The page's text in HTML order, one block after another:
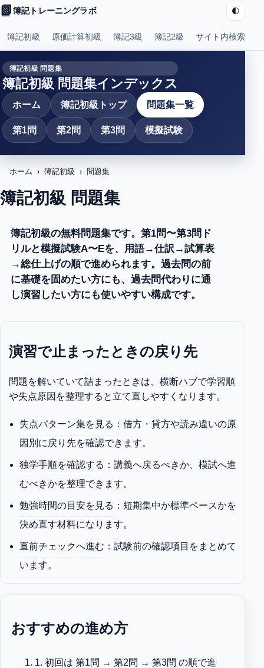
📗簿記トレーニングラボ
簿記初級 原価計算初級 簿記3級 簿記2級 サイト内検索
🌓
簿記初級 問題集
簿記初級 問題集インデックス
ホーム 簿記初級トップ 問題集一覧
第1問 第2問 第3問 模擬試験
ホーム 簿記初級 問題集
簿記初級 問題集
簿記初級の無料問題集です。第1問〜第3問ド
リルと模擬試験A〜Eを、用語→仕訳→試算表
→総仕上げの順で進められます。過去問の前
に基礎を固めたい方にも、過去問代わりに通
し演習したい方にも使いやすい構成です。
演習で止まったときの戻り先
問題を解いていて詰まったときは、横断ハブで学習順
や失点原因を整理すると立て直しやすくなります。
失点パターン集を見る ：借方・貸方や読み違いの原
因別に戻り先を確認できます。
独学手順を確認する ：講義へ戻るべきか、模試へ進
むべきかを整理できます。
勉強時間の目安を見る ：短期集中か標準ペースかを
決め直す材料になります。
直前チェックへ進む ：試験前の確認項目をまとめて
います。
おすすめの進め方
1. 初回は 第1問 → 第2問 → 第3問 の順で進